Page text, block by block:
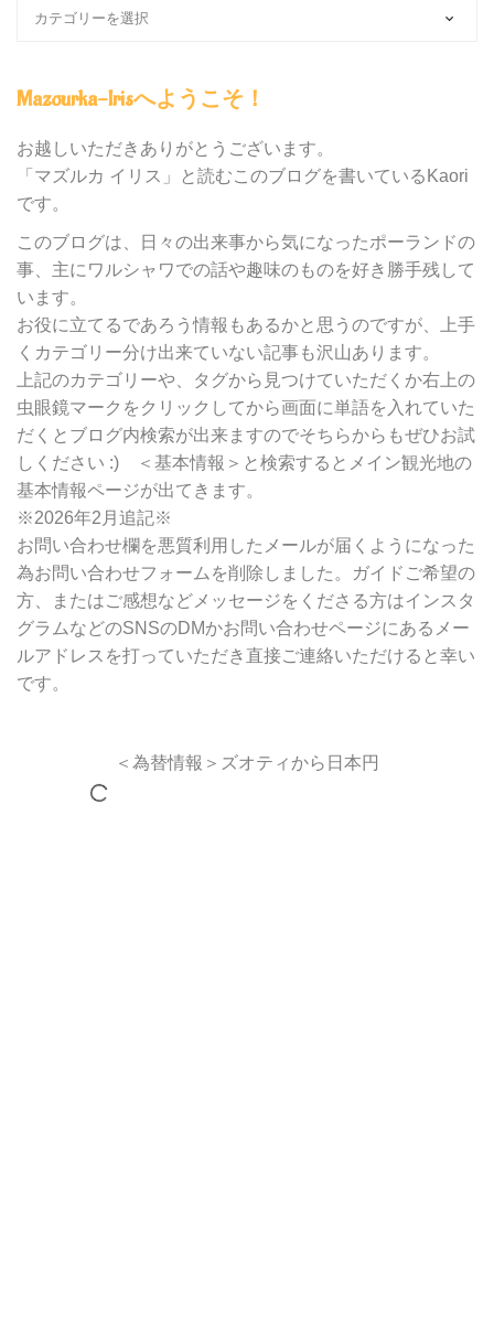
の
テ
ゴ
ー
別
検
索
Mazourka-Irisへようこそ！
お越しいただきありがとうございます。
「マズルカ イリス」と読むこのブログを書いているKaori
です。
このブログは、日々の出来事から気になったポーランドの
事、主にワルシャワでの話や趣味のものを好き勝手残して
います。
お役に立てるであろう情報もあるかと思うのですが、上手
くカテゴリー分け出来ていない記事も沢山あります。
上記のカテゴリーや、タグから見つけていただくか右上の
虫眼鏡マークをクリックしてから画面に単語を入れていた
だくとブログ内検索が出来ますのでそちらからもぜひお試
しください :) ＜基本情報＞と検索するとメイン観光地の
基本情報ページが出てきます。
※2026年2月追記※
お問い合わせ欄を悪質利用したメールが届くようになった
為お問い合わせフォームを削除しました。ガイドご希望の
方、またはご感想などメッセージをくださる方はインスタ
グラムなどのSNSのDMかお問い合わせページにあるメー
ルアドレスを打っていただき直接ご連絡いただけると幸い
です。
＜為替情報＞ズオティから日本円